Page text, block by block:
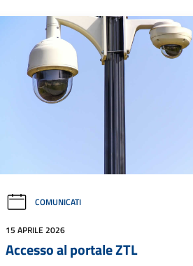
COMUNICATI
15 APRILE 2026
Accesso al portale ZTL